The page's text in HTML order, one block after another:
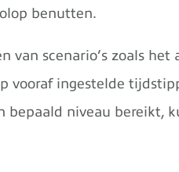
benutten.
van scenario’s zoals
vooraf ingestelde
bepaald niveau bereikt,